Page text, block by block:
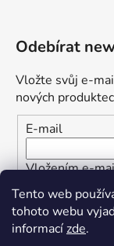
Tento web
tohoto webu
informacízde.
Odebírat
Vložte svůj e-
nových
E-mail
Vložením e-
osobních údajů
PŘIHLÁSIT